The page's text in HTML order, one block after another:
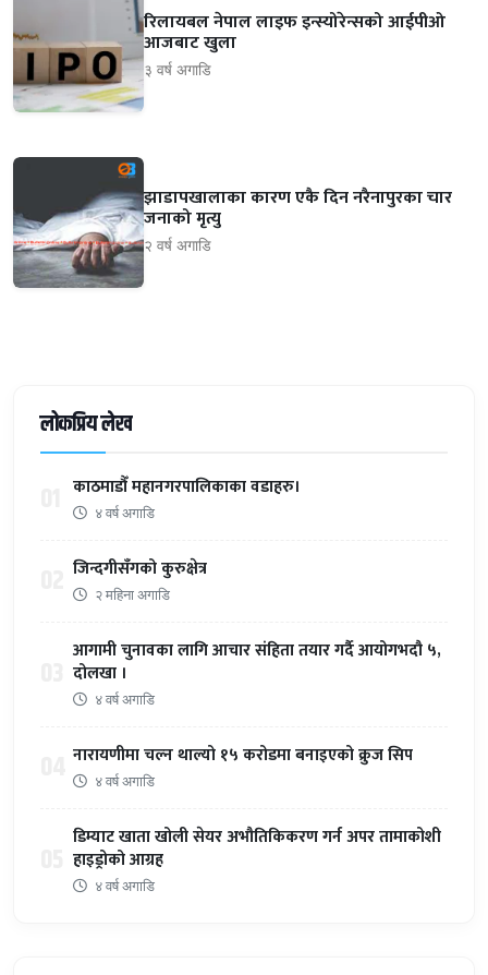
रिलायबल नेपाल लाइफ इन्स्योरेन्सको आईपीओ
आजबाट खुला
३ वर्ष अगाडि
झाडापखालाका कारण एकै दिन नरैनापुरका चार
जनाको मृत्यु
२ वर्ष अगाडि
लोकप्रिय लेख
काठमाडौँ महानगरपालिकाका वडाहरु।
४ वर्ष अगाडि
जिन्दगीसँगको कुरुक्षेत्र
२ महिना अगाडि
आगामी चुनावका लागि आचार संहिता तयार गर्दै आयोगभदौ ५,
दोलखा ।
४ वर्ष अगाडि
नारायणीमा चल्न थाल्यो १५ करोडमा बनाइएको क्रुज सिप
४ वर्ष अगाडि
डिम्याट खाता खोली सेयर अभौतिकिकरण गर्न अपर तामाकोशी
हाइड्रोको आग्रह
४ वर्ष अगाडि